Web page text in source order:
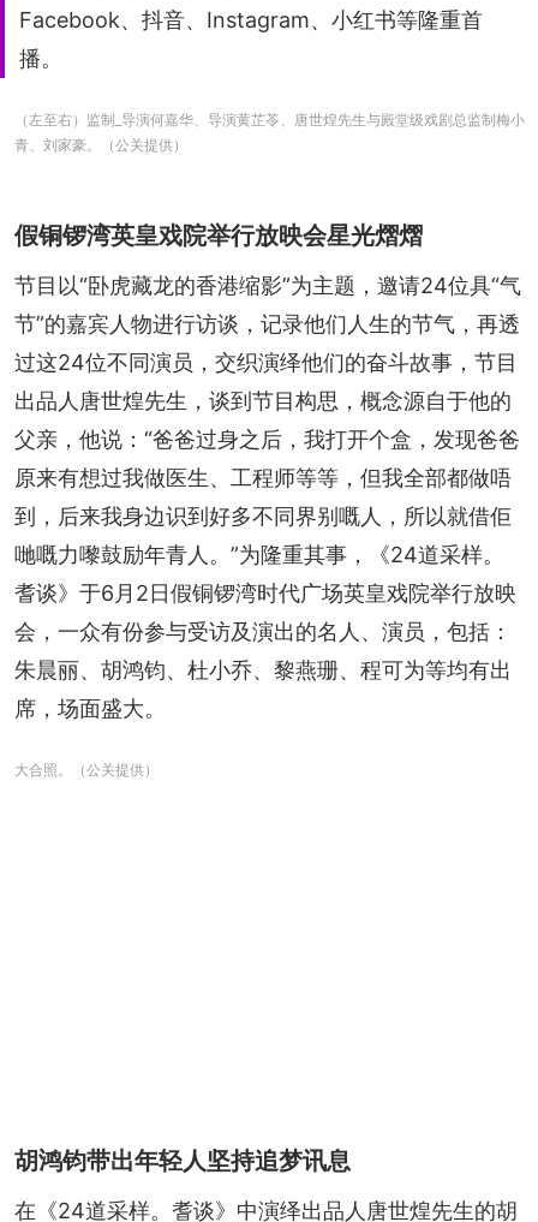
Facebook、抖音、Instagram、小红书等隆重首
播。
（左至右）监制_导演何嘉华、导演黄芷苓、唐世煌先生与殿堂级戏剧总监制梅小
青、刘家豪。（公关提供）
假铜锣湾英皇戏院举行放映会星光熠熠
节目以“卧虎藏龙的香港缩影”为主题，邀请24位具“气
节”的嘉宾人物进行访谈，记录他们人生的节气，再透
过这24位不同演员，交织演绎他们的奋斗故事，节目
出品人唐世煌先生，谈到节目构思，概念源自于他的
父亲，他说：“爸爸过身之后，我打开个盒，发现爸爸
原来有想过我做医生、工程师等等，但我全部都做唔
到，后来我身边识到好多不同界别嘅人，所以就借佢
哋嘅力嚟鼓励年青人。”为隆重其事，《24道采样。
耆谈》于6月2日假铜锣湾时代广场英皇戏院举行放映
会，一众有份参与受访及演出的名人、演员，包括：
朱晨丽、胡鸿钧、杜小乔、黎燕珊、程可为等均有出
席，场面盛大。
大合照。（公关提供）
胡鸿钧带出年轻人坚持追梦讯息
在《24道采样。耆谈》中演绎出品人唐世煌先生的胡